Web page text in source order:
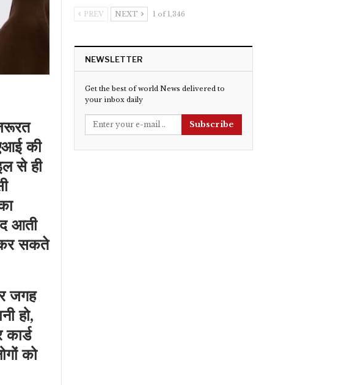
की
से ही
आती
सकते
जगह
हो,
को
PREV NEXT 1 of 1,346
NEWSLETTER
Get the best of world News delivered to
your inbox daily
Subscribe